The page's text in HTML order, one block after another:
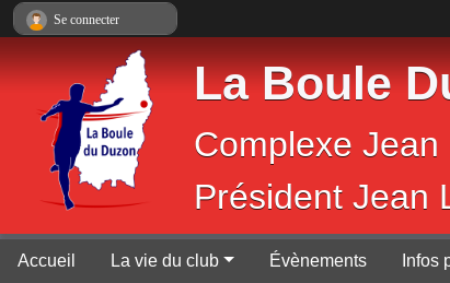
La Boule
Président Jean
Accueil La vie du club Évènements Infos
Se connecter
Panneau de gestion des cookies